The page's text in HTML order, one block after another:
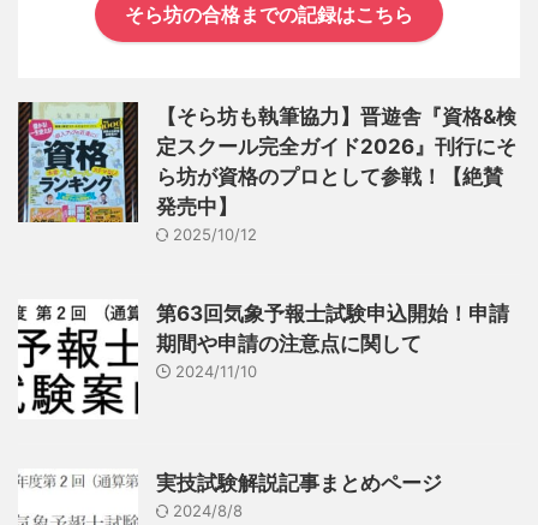
そら坊の合格までの記録はこちら
【そら坊も執筆協力】晋遊舎『資格&検
定スクール完全ガイド2026』刊行にそ
ら坊が資格のプロとして参戦！【絶賛
発売中】
2025/10/12
第63回気象予報士試験申込開始！申請
期間や申請の注意点に関して
2024/11/10
実技試験解説記事まとめページ
2024/8/8